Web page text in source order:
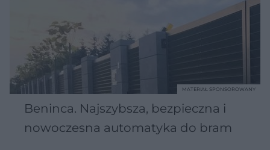
Beninca. Najszybsza, bezpieczna i
nowoczesna automatyka do bram
MATERIAŁ SPONSOROWANY